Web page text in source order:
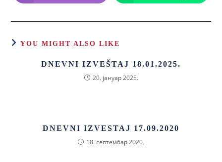
YOU MIGHT ALSO LIKE
DNEVNI IZVEŠTAJ 18.01.2025.
20. јануар 2025.
DNEVNI IZVESTAJ 17.09.2020
18. септембар 2020.